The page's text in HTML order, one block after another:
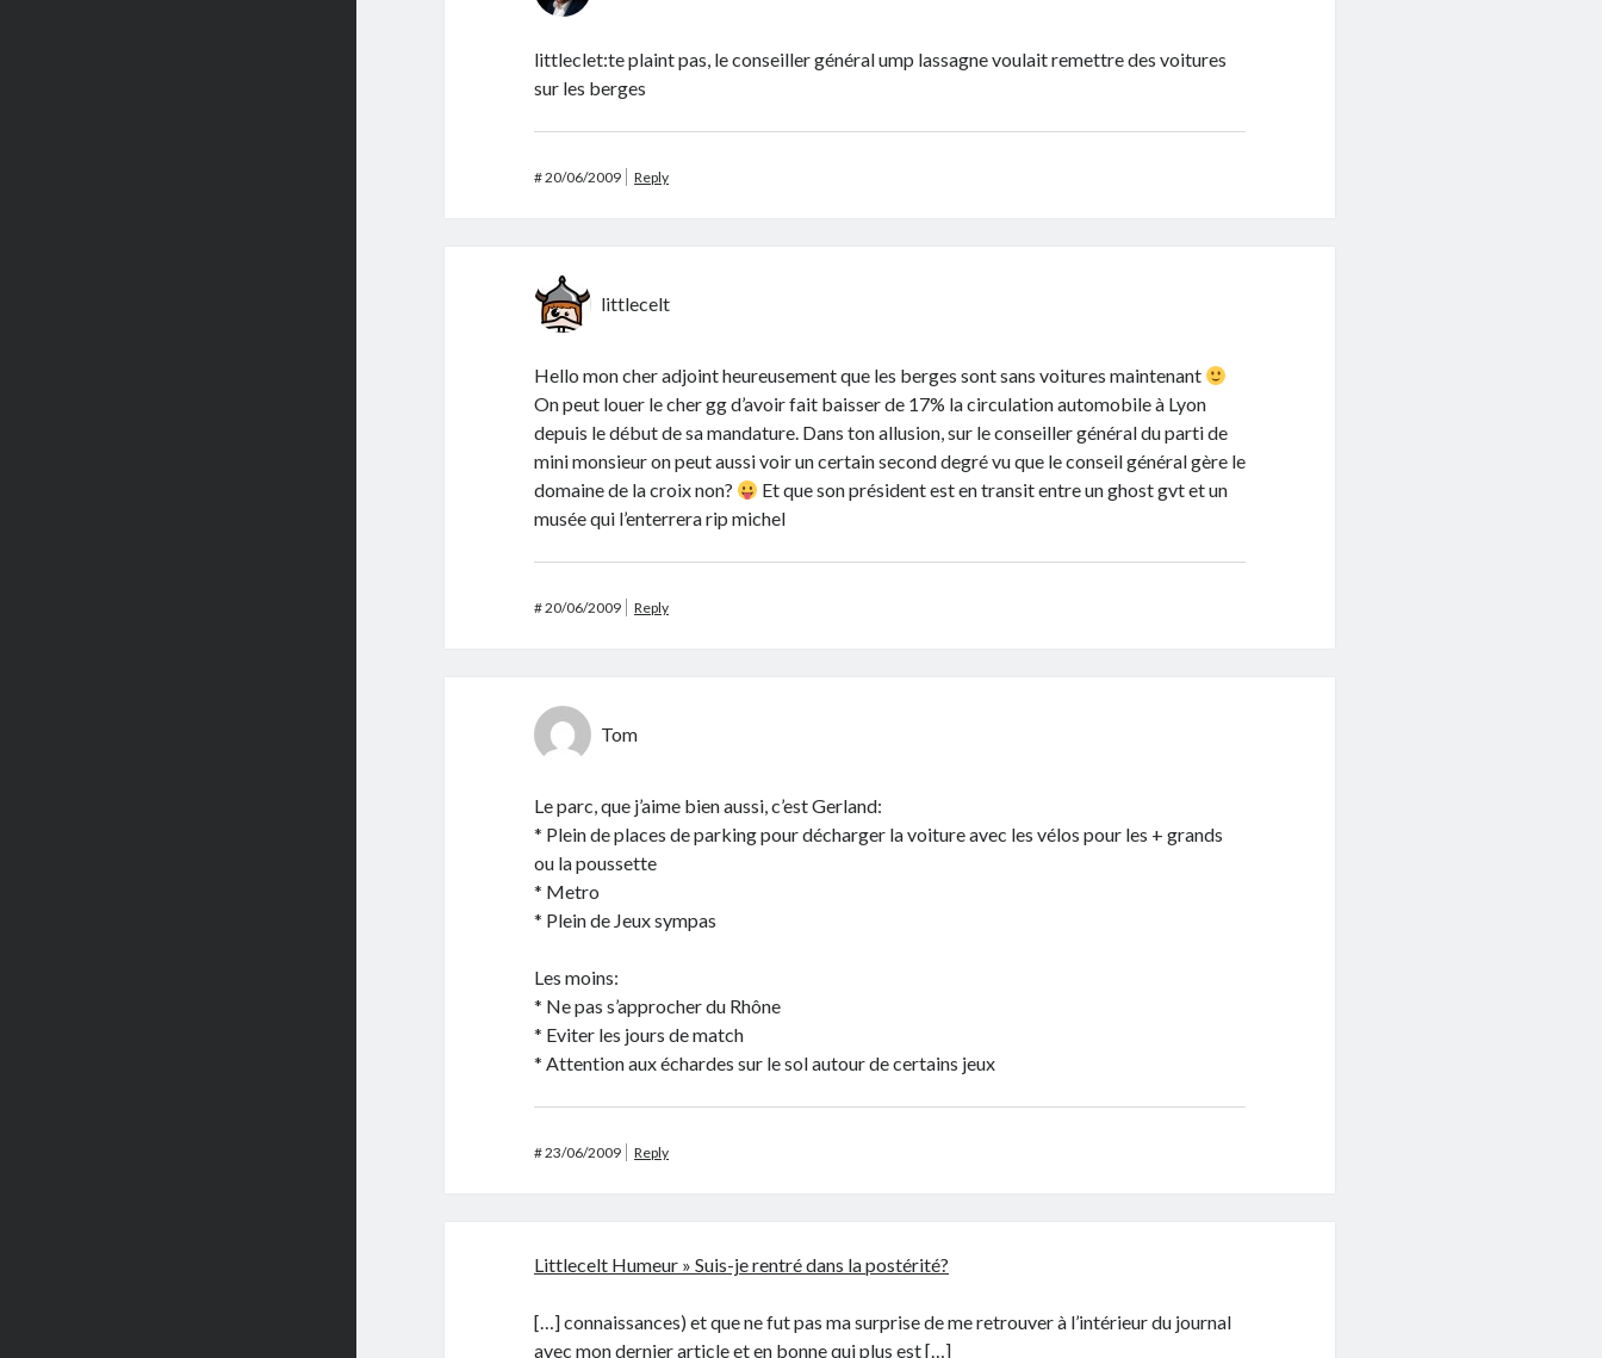
littleclet:te plaint pas, le conseiller général ump lassagne voulait remettre des voitures
sur les berges
#20/06/2009 Reply
littlecelt
Hello mon cher adjoint heureusement que les berges sont sans voitures maintenant
On peut louer le cher gg d’avoir fait baisser de 17% la circulation automobile à Lyon
depuis le début de sa mandature. Dans ton allusion, sur le conseiller général du parti de
mini monsieur on peut aussi voir un certain second degré vu que le conseil général gère le
domaine de la croix non?
Et que son président est en transit entre un ghost gvt et un
musée qui l’enterrera rip michel
#20/06/2009 Reply
Tom
Le parc, que j’aime bien aussi, c’est Gerland:
* Plein de places de parking pour décharger la voiture avec les vélos pour les + grands
ou la poussette
* Metro
* Plein de Jeux sympas
Les moins:
* Ne pas s’approcher du Rhône
* Eviter les jours de match
* Attention aux échardes sur le sol autour de certains jeux
#23/06/2009 Reply
Littlecelt Humeur » Suis-je rentré dans la postérité?
[…] connaissances) et que ne fut pas ma surprise de me retrouver à l’intérieur du journal
avec mon dernier article et en bonne qui plus est […]